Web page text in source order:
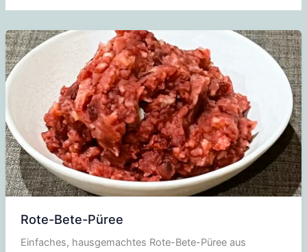
Rote-Bete-Püree
Einfaches, hausgemachtes Rote-Bete-Püree aus